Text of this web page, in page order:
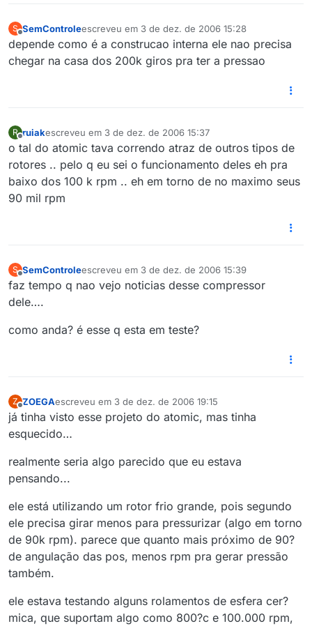
S
Offline
SemControleescreveu em 3 de dez. de 2006 15:28
última edição por
depende como é a construcao interna ele nao precisa
chegar na casa dos 200k giros pra ter a pressao
R
Offline
ruiakescreveu em 3 de dez. de 2006 15:37
última edição por
o tal do atomic tava correndo atraz de outros tipos de
rotores .. pelo q eu sei o funcionamento deles eh pra
baixo dos 100 k rpm .. eh em torno de no maximo seus
90 mil rpm
S
Offline
SemControleescreveu em 3 de dez. de 2006 15:39
última edição por
faz tempo q nao vejo noticias desse compressor
dele….
como anda? é esse q esta em teste?
Z
Offline
ZOEGAescreveu em 3 de dez. de 2006 19:15
última edição por
já tinha visto esse projeto do atomic, mas tinha
esquecido…
realmente seria algo parecido que eu estava
pensando...
ele está utilizando um rotor frio grande, pois segundo
ele precisa girar menos para pressurizar (algo em torno
de 90k rpm). parece que quanto mais próximo de 90?
de angulação das pos, menos rpm pra gerar pressão
também.
ele estava testando alguns rolamentos de esfera cer?
mica, que suportam algo como 800?c e 100.000 rpm,